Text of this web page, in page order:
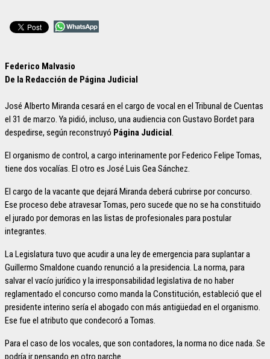
Federico Malvasio
De la Redacción de Página Judicial
José Alberto Miranda cesará en el cargo de vocal en el Tribunal de Cuentas
el 31 de marzo. Ya pidió, incluso, una audiencia con Gustavo Bordet para
despedirse, según reconstruyó Página Judicial.
El organismo de control, a cargo interinamente por Federico Felipe Tomas,
tiene dos vocalías. El otro es José Luis Gea Sánchez.
El cargo de la vacante que dejará Miranda deberá cubrirse por concurso.
Ese proceso debe atravesar Tomas, pero sucede que no se ha constituido
el jurado por demoras en las listas de profesionales para postular
integrantes.
La Legislatura tuvo que acudir a una ley de emergencia para suplantar a
Guillermo Smaldone cuando renunció a la presidencia. La norma, para
salvar el vacío jurídico y la irresponsabilidad legislativa de no haber
reglamentado el concurso como manda la Constitución, estableció que el
presidente interino sería el abogado con más antigüedad en el organismo.
Ese fue el atributo que condecoró a Tomas.
Para el caso de los vocales, que son contadores, la norma no dice nada. Se
podría ir pensando en otro parche.